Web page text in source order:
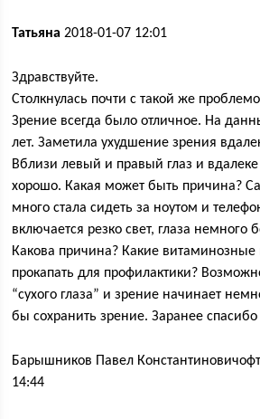
Татьяна 2018-01-07 12:01
Здравствуйте.
Столкнулась почти с такой же
Зрение всегда было отличное. На
лет. Заметила ухудшение зрения
Вблизи левый и правый глаз и
хорошо. Какая может быть причина?
много стала сидеть за ноутом и
включается резко свет, глаза немного
Какова причина? Какие
прокапать для профилактики?
“сухого глаза” и зрение начинает
бы сохранить зрение. Заранее спасибо
Барышников Павел
14:44